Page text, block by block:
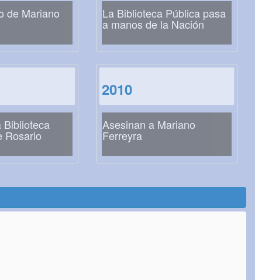
de Mariano La Biblioteca Pública pasa
a manos de la Nación
Biblioteca
Rosario
2010
Asesinan a Mariano
Ferreyra